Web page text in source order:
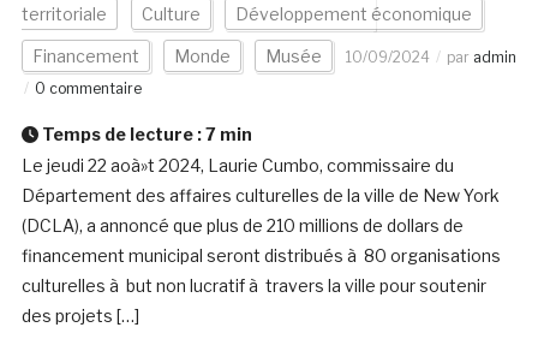
territoriale Culture Développement économique
Financement Monde Musée 10/09/2024 par admin
0 commentaire
Temps de lecture :7 min
Le jeudi 22 aoà»t 2024, Laurie Cumbo, commissaire du
Département des affaires culturelles de la ville de New York
(DCLA), a annoncé que plus de 210 millions de dollars de
financement municipal seront distribués à 80 organisations
culturelles à but non lucratif à travers la ville pour soutenir
des projets […]